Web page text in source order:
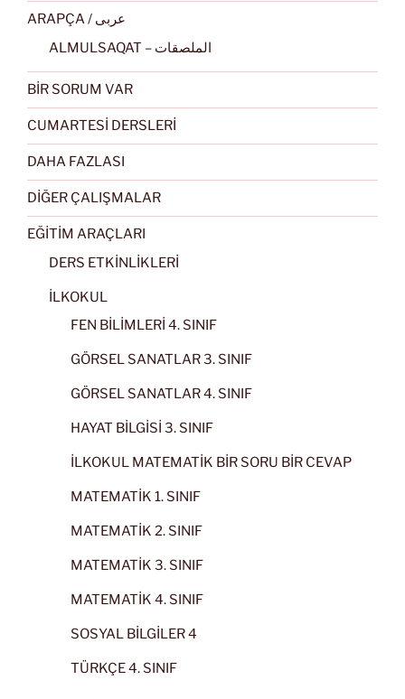
ARAPÇA / عربى
ALMULSAQAT – الملصقات
BİR SORUM VAR
CUMARTESİ DERSLERİ
DAHA FAZLASI
DİĞER ÇALIŞMALAR
EĞİTİM ARAÇLARI
DERS ETKİNLİKLERİ
İLKOKUL
FEN BİLİMLERİ 4. SINIF
GÖRSEL SANATLAR 3. SINIF
GÖRSEL SANATLAR 4. SINIF
HAYAT BİLGİSİ 3. SINIF
İLKOKUL MATEMATİK BİR SORU BİR CEVAP
MATEMATİK 1. SINIF
MATEMATİK 2. SINIF
MATEMATİK 3. SINIF
MATEMATİK 4. SINIF
SOSYAL BİLGİLER 4
TÜRKÇE 4. SINIF